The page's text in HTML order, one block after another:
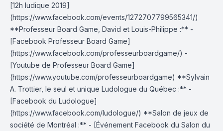
[12h ludique 2019]
(https://www.facebook.com/events/1272707799565341/)
**Professeur Board Game, David et Louis-Philippe :** -
[Facebook Professeur Board Game]
(https://www.facebook.com/professeurboardgame/) -
[Youtube de Professeur Board Game]
(https://www.youtube.com/professeurboardgame) **Sylvain
A. Trottier, le seul et unique Ludologue du Québec :** -
[Facebook du Ludologue]
(https://www.facebook.com/ludologue/) **Salon de jeux de
société de Montréal :** - [Événement Facebook du Salon du